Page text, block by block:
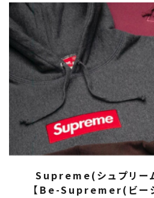
Supreme(シュプリー
【Be-Supremer(ビー